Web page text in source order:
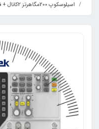
اسیلوسکوپ 200مگاهرتز 2کانال + فانکشن ژنراتور + لاجیک آنالایزر MPO6202D